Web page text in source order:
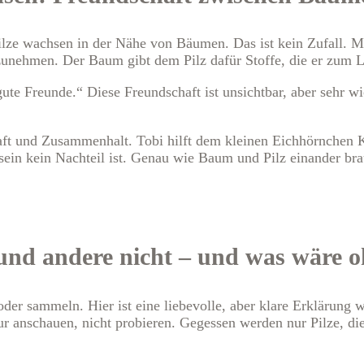
wachsen in der Nähe von Bäumen. Das ist kein Zufall.
Der Baum gibt dem Pilz dafür Stoffe, die er zum
Freunde.“ Diese Freundschaft ist unsichtbar, aber sehr
und Zusammenhalt. Tobi hilft dem kleinen Eichhörnchen
kein Nachteil ist. Genau wie Baum und Pilz einander
andere nicht – und was wäre
sammeln. Hier ist eine liebevolle, aber klare Erklärung
nicht probieren. Gegessen werden nur Pilze,